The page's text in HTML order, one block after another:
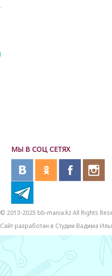
МЫ В СОЦ СЕТЯХ
© 2013-2025 bb-mania.kz All Rights
Сайт разработан в Студии Вадима